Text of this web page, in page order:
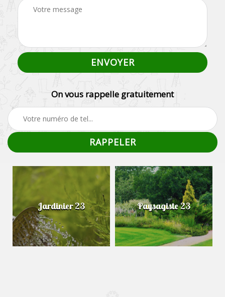
On vous rappelle gratuitement
Jardinier 23 Paysagiste 23